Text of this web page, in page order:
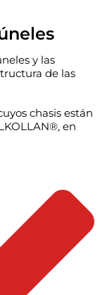
y las
de las
chasis están
en